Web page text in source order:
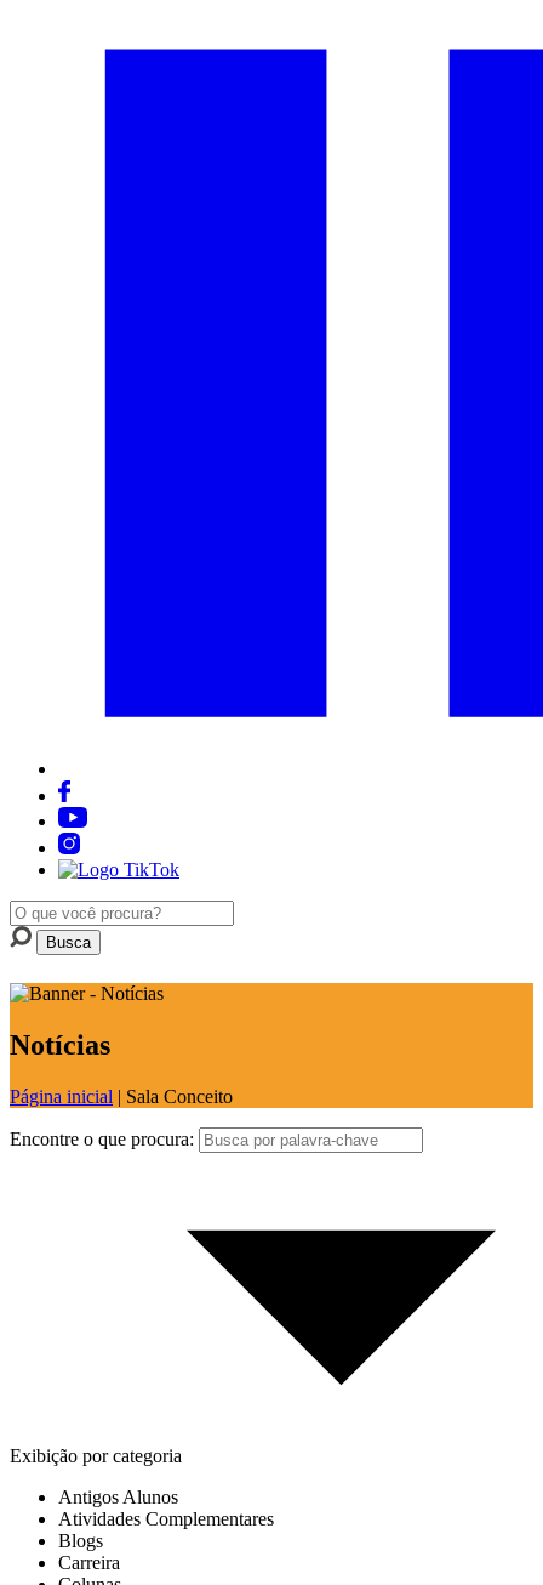
Notícias
Página inicial | Sala Conceito
Encontre o que procura:
Exibição por categoria
Antigos Alunos
Atividades Complementares
Blogs
Carreira